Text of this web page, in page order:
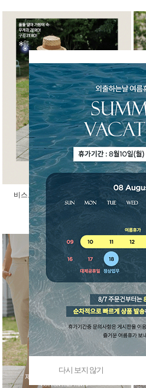
비스코스 인견 아이스 반팔 가디건
45,000원
다시 보지 않기